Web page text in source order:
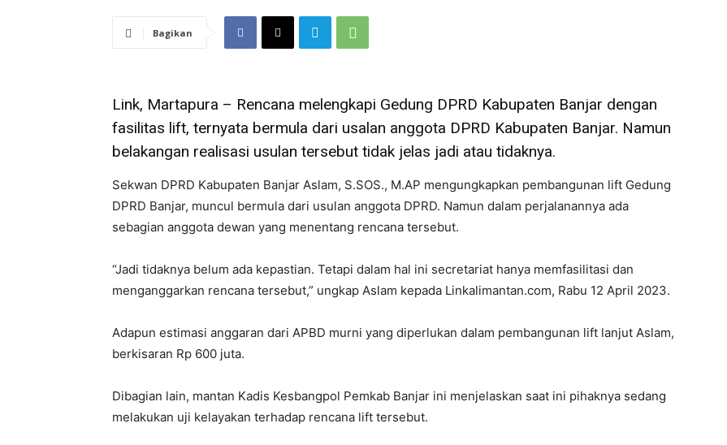
Bagikan
Link, Martapura – Rencana melengkapi Gedung DPRD Kabupaten Banjar dengan
fasilitas lift, ternyata bermula dari usalan anggota DPRD Kabupaten Banjar. Namun
belakangan realisasi usulan tersebut tidak jelas jadi atau tidaknya.
Sekwan DPRD Kabupaten Banjar Aslam, S.SOS., M.AP mengungkapkan pembangunan lift Gedung
DPRD Banjar, muncul bermula dari usulan anggota DPRD. Namun dalam perjalanannya ada
sebagian anggota dewan yang menentang rencana tersebut.
“Jadi tidaknya belum ada kepastian. Tetapi dalam hal ini secretariat hanya memfasilitasi dan
menganggarkan rencana tersebut,” ungkap Aslam kepada Linkalimantan.com, Rabu 12 April 2023.
Adapun estimasi anggaran dari APBD murni yang diperlukan dalam pembangunan lift lanjut Aslam,
berkisaran Rp 600 juta.
Dibagian lain, mantan Kadis Kesbangpol Pemkab Banjar ini menjelaskan saat ini pihaknya sedang
melakukan uji kelayakan terhadap rencana lift tersebut.